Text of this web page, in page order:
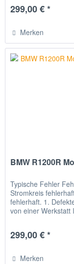
299,00 € *
Merken
BMW R1200R
Typische Fehler
Stromkreis
fehlerhaft. 1.
von einer Werkstatt
299,00 € *
Merken